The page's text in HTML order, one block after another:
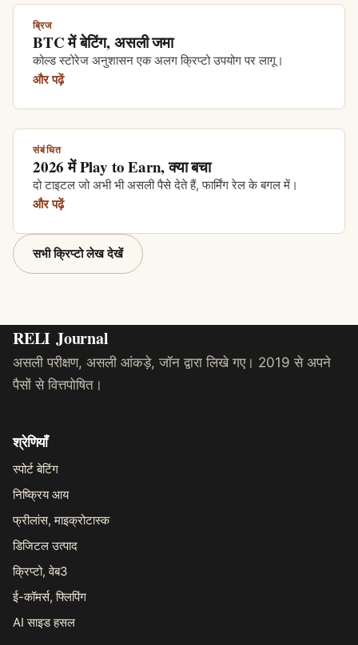
ब्रिज
BTC में बेटिंग, असली जमा
कोल्ड स्टोरेज अनुशासन एक अलग क्रिप्टो उपयोग पर लागू।
और पढ़ें
संबंधित
2026 में Play to Earn, क्या बचा
दो टाइटल जो अभी भी असली पैसे देते हैं, फार्मिंग रेल के बगल में।
और पढ़ें
सभी क्रिप्टो लेख देखें
RELI Journal
असली परीक्षण, असली आंकड़े, जॉन द्वारा लिखे गए। 2019 से अपने
पैसों से वित्तपोषित।
श्रेणियाँ
स्पोर्ट बेटिंग
निष्क्रिय आय
फ्रीलांस, माइक्रोटास्क
डिजिटल उत्पाद
क्रिप्टो, वेब3
ई-कॉमर्स, फ्लिपिंग
AI साइड हसल